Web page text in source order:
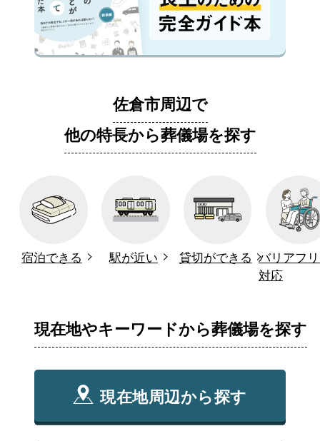
佐倉市周辺で
他の特長から葬儀場を探す
宿泊できる 駅が近い 貸切ができる バリアフ
対応
現在地やキーワードから葬儀場を探す
現在地周辺から探す